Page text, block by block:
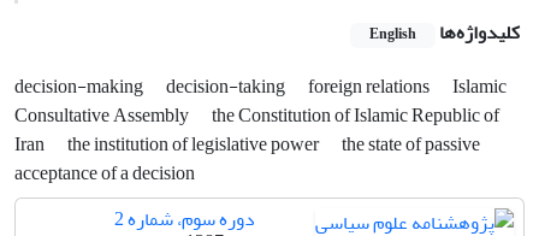
کلیدواژه‌ها English
decision-making decision-taking foreign relations
Islamic
Consultative Assembly
the Constitution of Islamic Republic of
Iran
the institution of legislative power the state of passive
acceptance of a decision
دوره سوم، شماره 2